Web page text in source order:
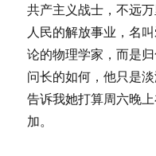
共产主义战士，不远
人民的解放事业，名
论的物理学家，而是
问长的如何，他只是
告诉我她打算周六晚
加。